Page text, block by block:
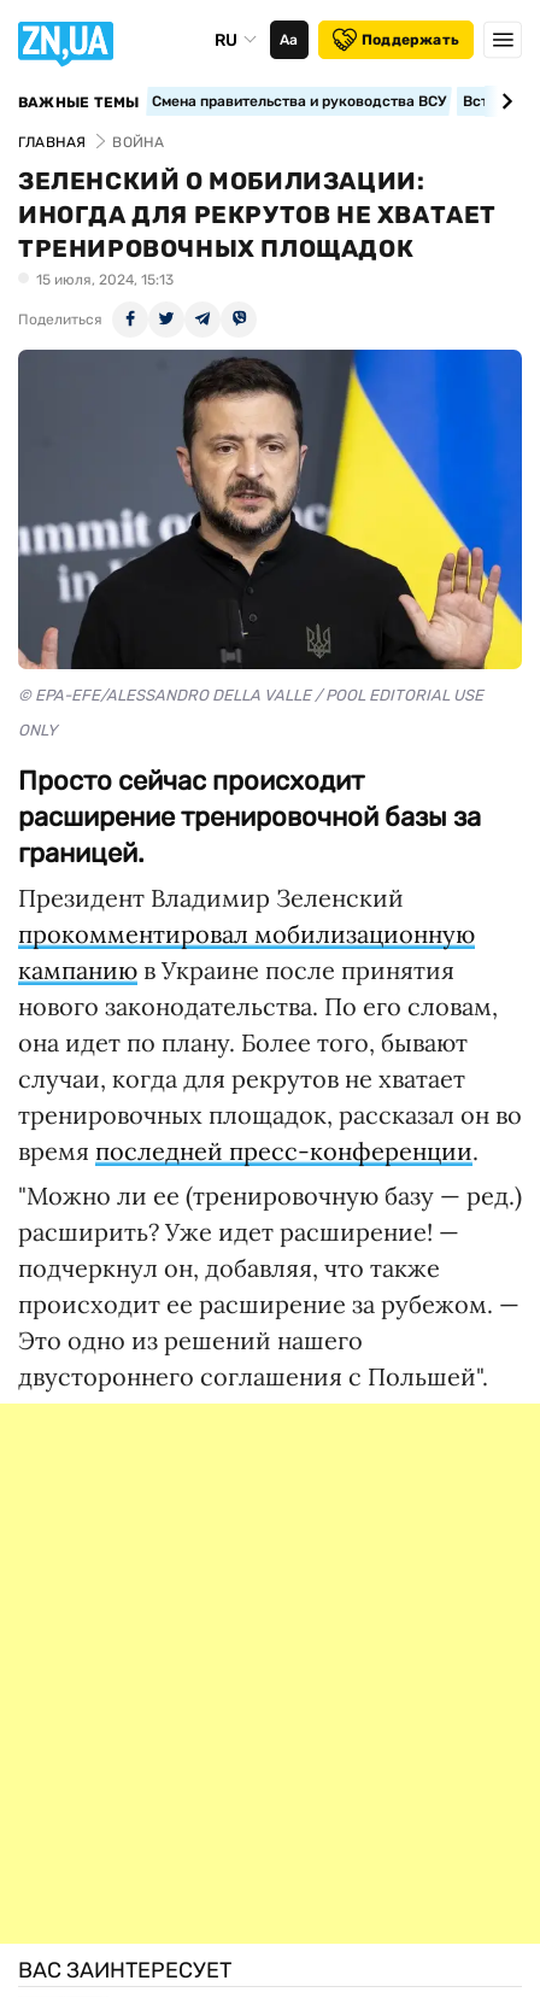
RU Аа Поддержать
ВАЖНЫЕ ТЕМЫ Смена правительства и руководства ВСУ
ГЛАВНАЯ ВОЙНА
ЗЕЛЕНСКИЙ О МОБИЛИЗАЦИИ:
ИНОГДА ДЛЯ РЕКРУТОВ НЕ ХВАТАЕТ
ТРЕНИРОВОЧНЫХ ПЛОЩАДОК
15 июля, 2024, 15:13
Поделиться
© EPA-EFE/ALESSANDRO DELLA VALLE / POOL EDITORIAL USE
ONLY
Просто сейчас происходит
расширение тренировочной базы за
границей.
Президент Владимир Зеленский
прокомментировал мобилизационную
кампанию в Украине после принятия
нового законодательства. По его словам,
она идет по плану. Более того, бывают
случаи, когда для рекрутов не хватает
тренировочных площадок, рассказал он во
время последней пресс-конференции.
"Можно ли ее (тренировочную базу — ред.)
расширить? Уже идет расширение! —
подчеркнул он, добавляя, что также
происходит ее расширение за рубежом. —
Это одно из решений нашего
двустороннего соглашения с Польшей".
ВАС ЗАИНТЕРЕСУЕТ